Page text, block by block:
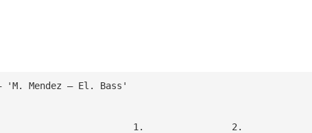
Mendez — El. Bass'
1.                2.